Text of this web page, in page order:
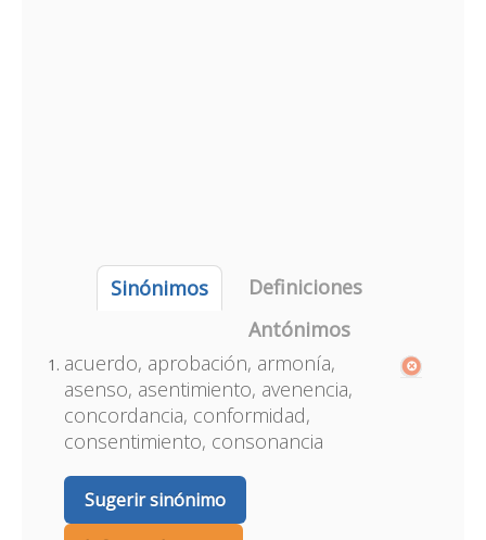
Sinónimos
Definiciones
Antónimos
acuerdo, aprobación, armonía,
asenso, asentimiento, avenencia,
concordancia, conformidad,
consentimiento, consonancia
Sugerir sinónimo